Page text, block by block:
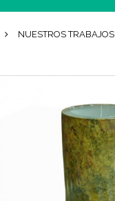
NUESTROS TRABAJOS